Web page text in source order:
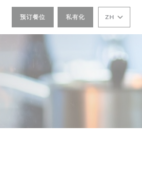
预订餐位 私有化 ZH